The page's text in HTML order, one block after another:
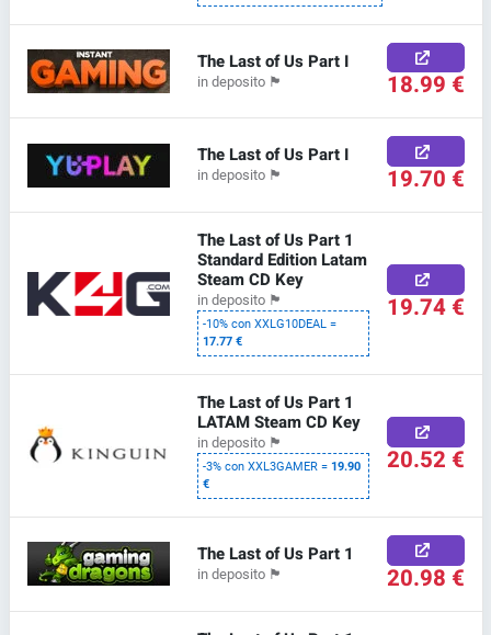
The Last of Us Part I
in deposito 🏴 18.99 €
The Last of Us Part I
in deposito 🏴 19.70 €
The Last of Us Part 1
Standard Edition Latam
Steam CD Key
in deposito 🏴
-10% con XXLG10DEAL =
17.77 €
19.74 €
The Last of Us Part 1
LATAM Steam CD Key
in deposito 🏴
-3% con XXL3GAMER =19.90
€
20.52 €
The Last of Us Part 1
in deposito 🏴 20.98 €